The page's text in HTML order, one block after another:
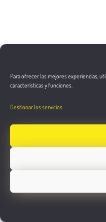
Para ofrecer las mejores experiencias,
características y funciones.
Gestionar los servicios